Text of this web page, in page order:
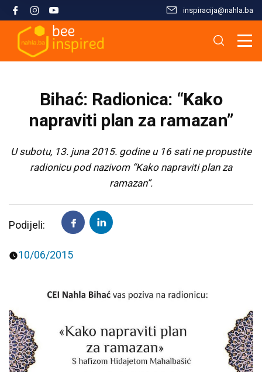
inspiracija@nahla.bа
Bihać: Radionica: “Kako
napraviti plan za ramazan”
U subotu, 13. juna 2015. godine u 16 sati ne propustite
radionicu pod nazivom “Kako napraviti plan za
ramazan”.
Podijeli:
10/06/2015
Misija i filozofija
Konsultanti/ice
Kontaktirajte nas
Škola islama
Hifz Kur'ana
Arapski jezik kroz Kur'an
Seminari i radionice
Kursevi
Predavanja i tribine
Osnove islama
Stopama Poslanika
Žena i islam
Islam i savremeni izazovi
Porodični život u islamu
Islamska kultura i civilizacija
Inspirativne priče i intervjui
Nahla kao inspiracija
Sloboda vjere
Analize i studije
Radni materijali
Multimedija